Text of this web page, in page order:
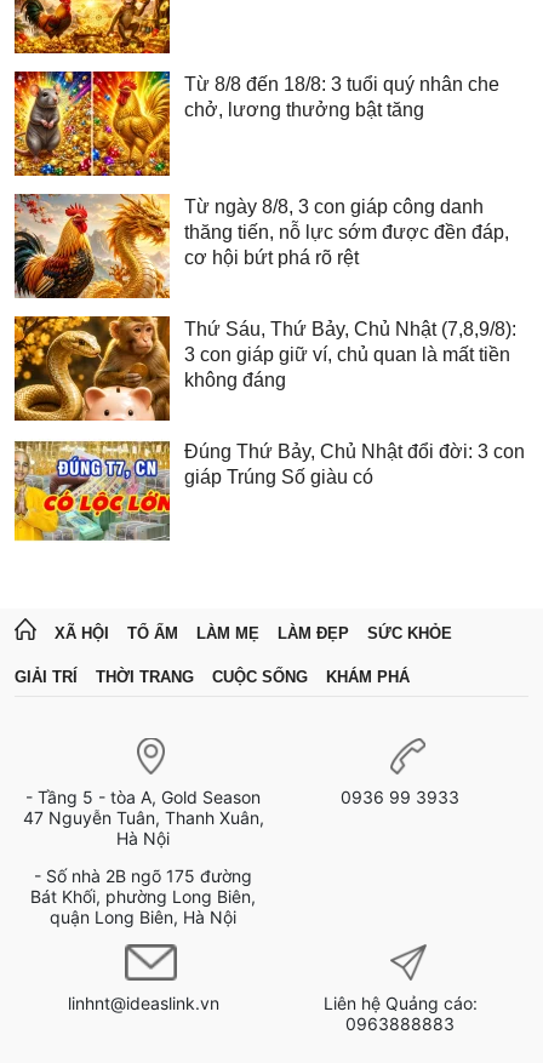
Từ 8/8 đến 18/8: 3 tuổi quý nhân che
chở, lương thưởng bật tăng
Từ ngày 8/8, 3 con giáp công danh
thăng tiến, nỗ lực sớm được đền đáp,
cơ hội bứt phá rõ rệt
Thứ Sáu, Thứ Bảy, Chủ Nhật (7,8,9/8):
3 con giáp giữ ví, chủ quan là mất tiền
không đáng
Đúng Thứ Bảy, Chủ Nhật đổi đời: 3 con
giáp Trúng Số giàu có
XÃ HỘI TỔ ẤM LÀM MẸ LÀM ĐẸP SỨC KHỎE
GIẢI TRÍ THỜI TRANG CUỘC SỐNG KHÁM PHÁ
- Tầng 5 - tòa A, Gold Season
47 Nguyễn Tuân, Thanh Xuân,
Hà Nội
- Số nhà 2B ngõ 175 đường
Bát Khối, phường Long Biên,
quận Long Biên, Hà Nội
0936 99 3933
linhnt@ideaslink.vn
Liên hệ Quảng cáo:
0963888883